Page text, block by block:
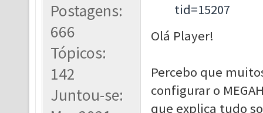
Postagens:
666
Tópicos:
142
Juntou-se:
tid=15207
Olá Player!
Percebo que
configurar o
que explica tudo